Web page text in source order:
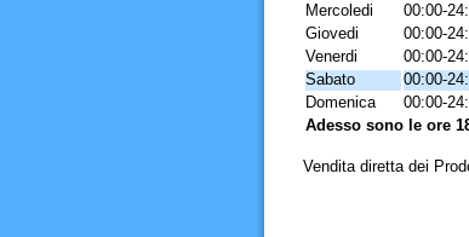
Mercoledi
00:00-
Giovedi
00:00-
Venerdi
00:00-
Sabato
00:00-
Domenica
00:00-
Adesso sono le ore
Vendita diretta dei